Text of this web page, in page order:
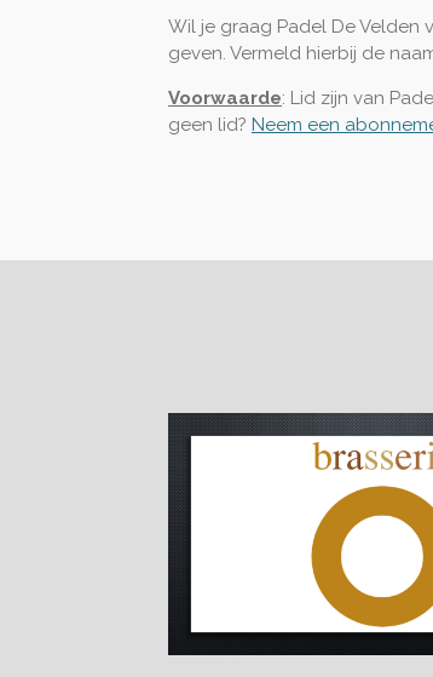
Wil je graag Padel De
geven. Vermeld hierbij de
Voorwaarde: Lid zijn van
geen lid? Neem een